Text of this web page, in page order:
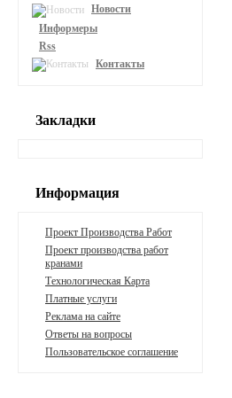
Новости
Информеры
Rss
Контакты
Закладки
Информация
Проект Производства Работ
Проект производства работ
кранами
Технологическая Карта
Платные услуги
Реклама на сайте
Ответы на вопросы
Пользовательское соглашение